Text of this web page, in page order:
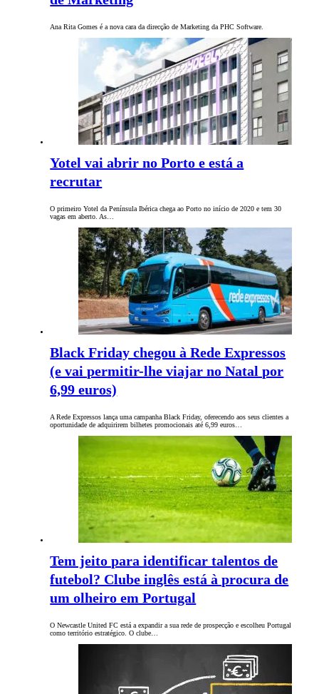
Ana Rita Gomes é a nova cara da direcção de Marketing da PHC Software.
Yotel vai abrir no Porto e está a
recrutar
O primeiro Yotel da Península Ibérica chega ao Porto no início de 2020 e tem 30
vagas em aberto. As…
Black Friday chegou à Rede Expressos
(e vai permitir-lhe viajar no Natal por
6,99 euros)
A Rede Expressos lança uma campanha Black Friday, oferecendo aos seus clientes a
oportunidade de adquirirem bilhetes promocionais até 6,99 euros…
Tem jeito para identificar talentos de
futebol? Clube inglês está à procura de
um olheiro em Portugal
O Newcastle United FC está a expandir a sua rede de prospecção e escolheu Portugal
como território estratégico. O clube…